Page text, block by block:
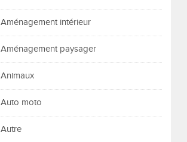
Aménagement intérieur
Aménagement paysager
Animaux
Auto moto
Autre